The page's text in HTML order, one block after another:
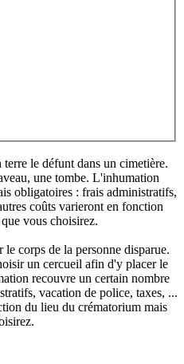
le défunt dans un cimetière.
une tombe. L'inhumation
obligatoires : frais administratifs,
coûts varieront en fonction
vous choisirez.
corps de la personne disparue.
un cercueil afin d'y placer le
recouvre un certain nombre
vacation de police, taxes, ...
du lieu du crématorium mais